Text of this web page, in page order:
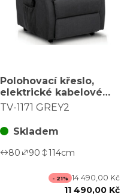
Polohovací křeslo,
elektrické kabelové
ovládání, šedá, látka,
TV-1171 GREY2
Skladem
80 90 114cm
- 21% 14 490,00 Kč
11 490,00 Kč